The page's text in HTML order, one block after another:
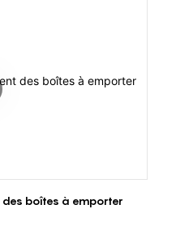
des boîtes à emporter